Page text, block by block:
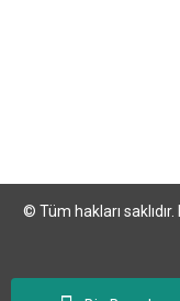
© Tüm hakları